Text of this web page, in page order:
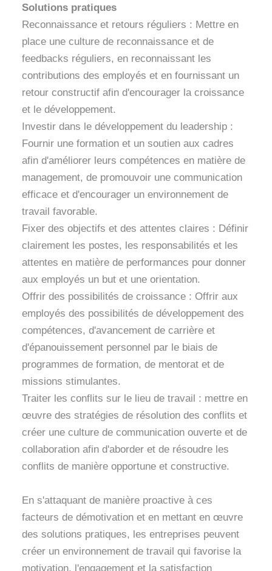
Solutions pratiques
Reconnaissance et retours réguliers : Mettre en
place une culture de reconnaissance et de
feedbacks réguliers, en reconnaissant les
contributions des employés et en fournissant un
retour constructif afin d'encourager la croissance
et le développement.
Investir dans le développement du leadership :
Fournir une formation et un soutien aux cadres
afin d'améliorer leurs compétences en matière de
management, de promouvoir une communication
efficace et d'encourager un environnement de
travail favorable.
Fixer des objectifs et des attentes claires : Définir
clairement les postes, les responsabilités et les
attentes en matière de performances pour donner
aux employés un but et une orientation.
Offrir des possibilités de croissance : Offrir aux
employés des possibilités de développement des
compétences, d'avancement de carrière et
d'épanouissement personnel par le biais de
programmes de formation, de mentorat et de
missions stimulantes.
Traiter les conflits sur le lieu de travail : mettre en
œuvre des stratégies de résolution des conflits et
créer une culture de communication ouverte et de
collaboration afin d'aborder et de résoudre les
conflits de manière opportune et constructive.
En s'attaquant de manière proactive à ces
facteurs de démotivation et en mettant en œuvre
des solutions pratiques, les entreprises peuvent
créer un environnement de travail qui favorise la
motivation, l'engagement et la satisfaction